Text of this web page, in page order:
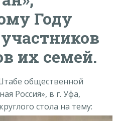
Году
их семей.
общественной
Россия», в г. Уфа,
стола на тему: